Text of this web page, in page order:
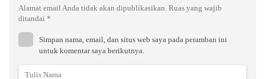
Alamat email Anda tidak akan dipublikasikan. Ruas yang wajib
ditandai *
Simpan nama, email, dan situs web saya pada peramban ini
untuk komentar saya berikutnya.